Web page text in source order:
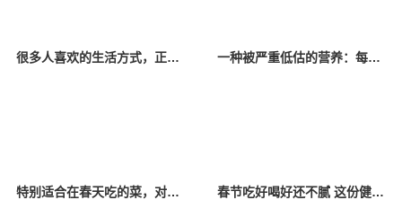
很多人喜欢的生活方式，正在加速致癌 一种被严重低估的营养：每天吃点它，或能抵消熬夜伤害！很多人没吃够
特别适合在春天吃的菜，对肝脏很友好 春节吃好喝好还不腻 这份健康饮食攻略请收好